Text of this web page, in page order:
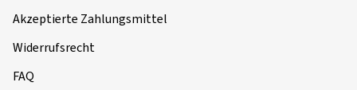
Akzeptierte Zahlungsmittel
Widerrufsrecht
FAQ